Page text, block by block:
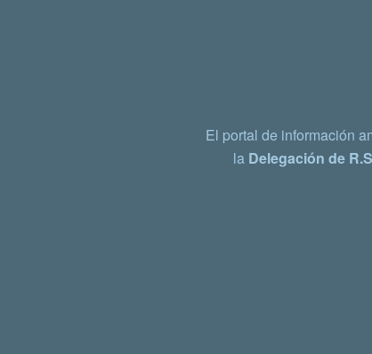
El portal de información
la Delegación de